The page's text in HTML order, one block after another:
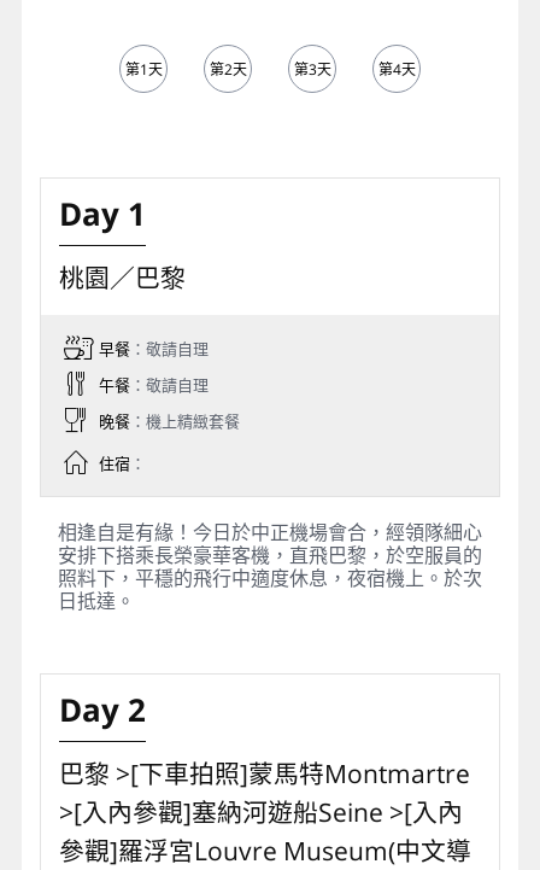
第1天 第2天 第3天 第4天
Day 1
桃園／巴黎
早餐：敬請自理
午餐：敬請自理
晚餐：機上精緻套餐
住宿：
相逢自是有緣！今日於中正機場會合，經領隊細心
安排下搭乘長榮豪華客機，直飛巴黎，於空服員的
照料下，平穩的飛行中適度休息，夜宿機上。於次
日抵達。
Day 2
巴黎 >[下車拍照]蒙馬特Montmartre
>[入內參觀]塞納河遊船Seine >[入內
參觀]羅浮宮Louvre Museum(中文導